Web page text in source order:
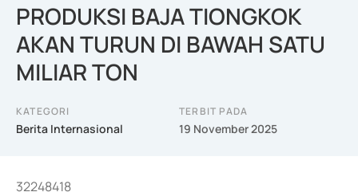
PRODUKSI BAJA TIONGKOK
AKAN TURUN DI BAWAH SATU
MILIAR TON
KATEGORI
Berita Internasional
TERBIT PADA
19 November 2025
32248418